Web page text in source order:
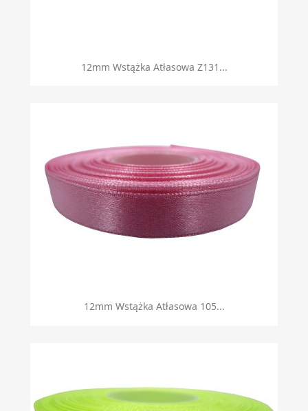
12mm Wstążka Atłasowa Z131...
12mm Wstążka Atłasowa 105...